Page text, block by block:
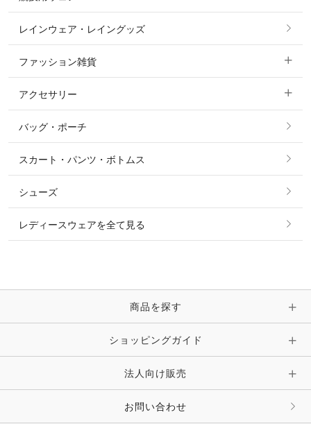
カットソー・Tシャツ・タンクトップ
ニット・セーター
シャツ・ブラウス・ワンピース
ジャケット・ブルゾン
すべての競技用ウェア
ショージャケット
ショーシャツ
レインウェア・レイングッズ
ファッション雑貨
すべてのファッション雑貨
ソックス
ベルト
時計・財布・キーケース・革小物
キーホルダー・チャーム・ストラップ
その他 ファッション雑貨
アクセサリー
すべてのアクセサリー
リング
ピアス・イヤリング
ピン・ブローチ・コサージュ
その他 アクセサリー
バッグ・ポーチ
スカート・パンツ・ボトムス
シューズ
レディースウェアを全て見る
商品を探す
ショッピングガイド
法人向け販売
お問い合わせ